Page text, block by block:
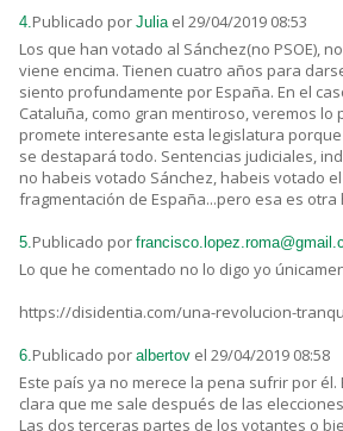
4. Publicado por Julia el 29/04/2019 08:53
Los que han votado al Sánchez(no PSOE),
viene encima. Tienen cuatro años para
siento profundamente por España. En el
Cataluña, como gran mentiroso, veremos lo
promete interesante esta legislatura
se destapará todo. Sentencias judiciales,
no habeis votado Sánchez, habeis votado
fragmentación de España...pero esa es otra
5. Publicado por
Lo que he comentado no lo digo yo
https://disidentia.com/una-revolucion-
6. Publicado por albertov el 29/04/2019 08:58
Este país ya no merece la pena sufrir por él.
clara que me sale después de las
Las dos terceras partes de los votantes o